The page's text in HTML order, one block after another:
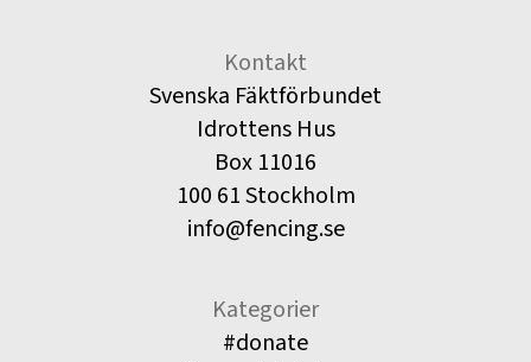
Kontakt
Svenska Fäktförbundet
Idrottens Hus
Box 11016
100 61 Stockholm
info@fencing.se
Kategorier
#donate